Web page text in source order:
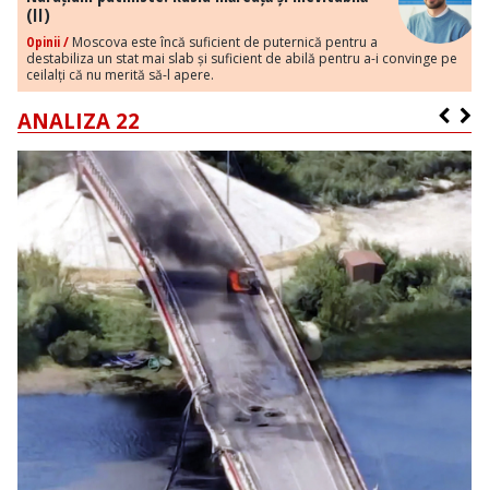
(II)
Opinii / Moscova este încă suficient de puternică pentru a
destabiliza un stat mai slab și suficient de abilă pentru a-i convinge pe
ceilalți că nu merită să-l apere.
ANALIZA 22